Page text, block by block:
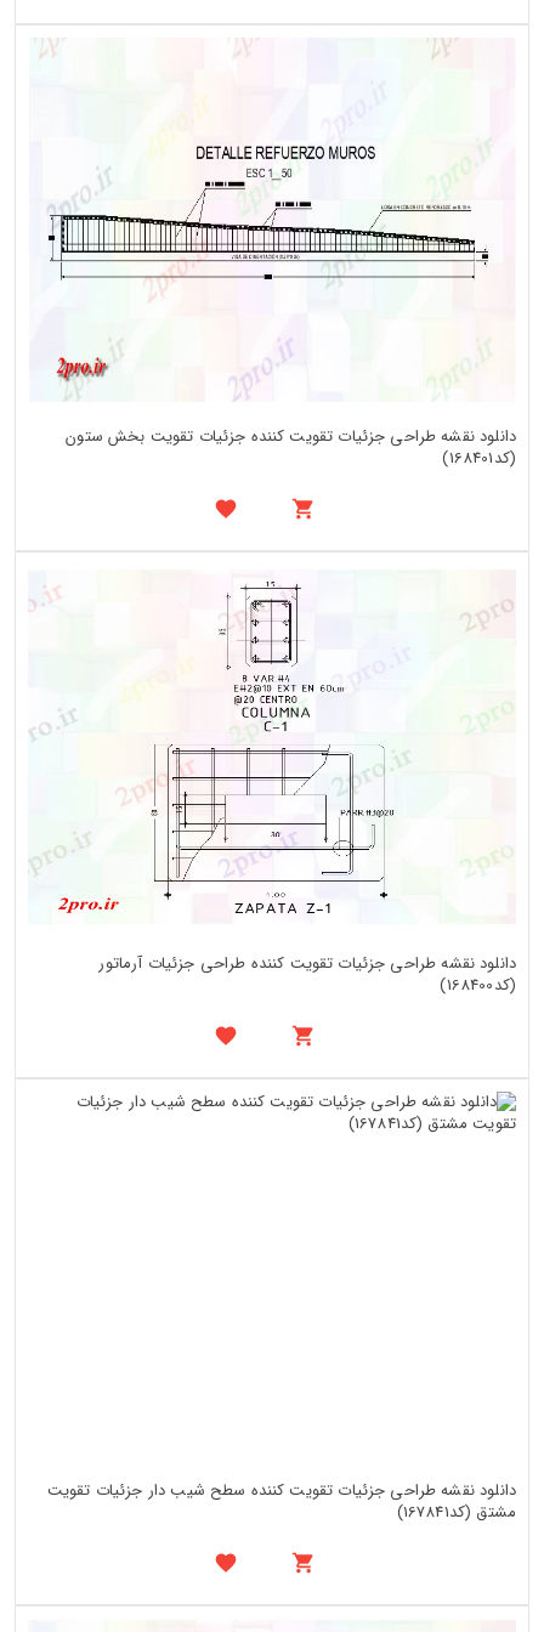
دانلود نقشه طراحی جزئیات تقویت کننده جزئیات تقویت بخش ستون
(کد168401)
دانلود نقشه طراحی جزئیات تقویت کننده طراحی جزئیات آرماتور
(کد168400)
دانلود نقشه طراحی جزئیات تقویت کننده سطح شیب دار جزئیات تقویت
مشتق (کد167841)